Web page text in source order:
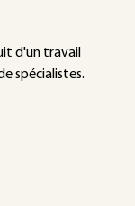
d'un travail
spécialistes.